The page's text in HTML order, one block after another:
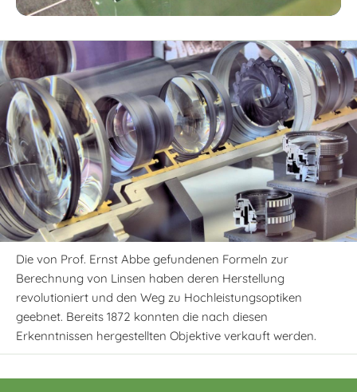
Die von Prof. Ernst Abbe gefundenen Formeln zur
Berechnung von Linsen haben deren Herstellung
revolutioniert und den Weg zu Hochleistungsoptiken
geebnet. Bereits 1872 konnten die nach diesen
Erkenntnissen hergestellten Objektive verkauft werden.